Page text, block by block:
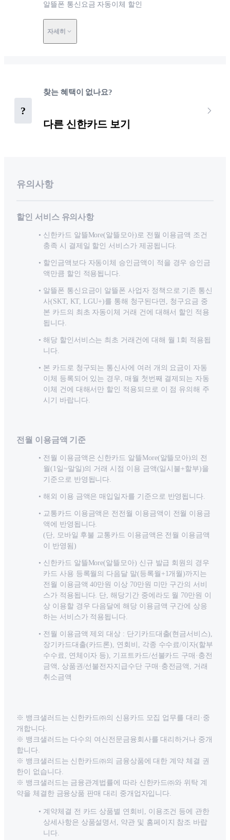
알뜰폰 통신요금 자동이체 할인
자세히
?
찾는 혜택이 없나요?
다른 신한카드 보기
유의사항
할인 서비스 유의사항
신한카드 알뜰More(알뜰모아)로 전월 이용금액 조건
충족 시 결제일 할인 서비스가 제공됩니다.
할인금액보다 자동이체 승인금액이 적을 경우 승인금
액만큼 할인 적용됩니다.
알뜰폰 통신요금이 알뜰폰 사업자 정책으로 기존 통신
사(SKT, KT, LGU+)를 통해 청구된다면, 청구요금 중
본 카드의 최초 자동이체 거래 건에 대해서 할인 적용
됩니다.
해당 할인서비스는 최초 거래건에 대해 월 1회 적용됩
니다.
본 카드로 청구되는 통신사에 여러 개의 요금이 자동
이체 등록되어 있는 경우, 매월 첫번째 결제되는 자동
이체 건에 대해서만 할인 적용되므로 이 점 유의해 주
시기 바랍니다.
전월 이용금액 기준
전월 이용금액은 신한카드 알뜰More(알뜰모아)의 전
월(1일~말일)의 거래 시점 이용 금액(일시불+할부)을
기준으로 반영됩니다.
해외 이용 금액은 매입일자를 기준으로 반영됩니다.
교통카드 이용금액은 전전월 이용금액이 전월 이용금
액에 반영됩니다.
(단, 모바일 후불 교통카드 이용금액은 전월 이용금액
이 반영됨)
신한카드 알뜰More(알뜰모아) 신규 발급 회원의 경우
카드 사용 등록월의 다음달 말(등록월+1개월)까지는
전월 이용금액 40만원 이상 70만원 미만 구간의 서비
스가 적용됩니다. 단, 해당기간 중에라도 월 70만원 이
상 이용할 경우 다음달에 해당 이용금액 구간에 상응
하는 서비스가 적용됩니다.
전월 이용금액 제외 대상 : 단기카드대출(현금서비스),
장기카드대출(카드론), 연회비, 각종 수수료/이자(할부
수수료, 연체이자 등), 기프트카드/선불카드 구매·충전
금액, 상품권/선불전자지급수단 구매·충전금액, 거래
취소금액
※ 뱅크샐러드는 신한카드㈜의 신용카드 모집 업무를 대리·중
개합니다.
※ 뱅크샐러드는 다수의 여신전문금융회사를 대리하거나 중개
합니다.
※ 뱅크샐러드는 신한카드㈜의 금융상품에 대한 계약 체결 권
한이 없습니다.
※ 뱅크샐러드는 금융관계법률에 따라 신한카드㈜와 위탁 계
약을 체결한 금융상품 판매 대리 중개업자입니다.
계약체결 전 카드 상품별 연회비, 이용조건 등에 관한
상세사항은 상품설명서, 약관 및 홈페이지 참조 바랍
니다.